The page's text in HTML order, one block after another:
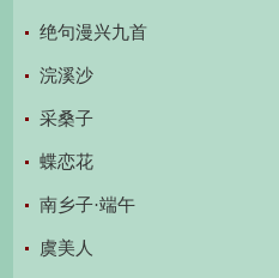
绝句漫兴九首
浣溪沙
采桑子
蝶恋花
南乡子·端午
虞美人